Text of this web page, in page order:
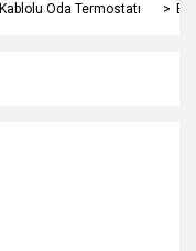
Kablolu Oda Termostatı